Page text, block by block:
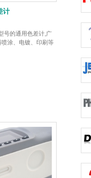
计
号的通用色差计,广
涂、电镀、印刷等